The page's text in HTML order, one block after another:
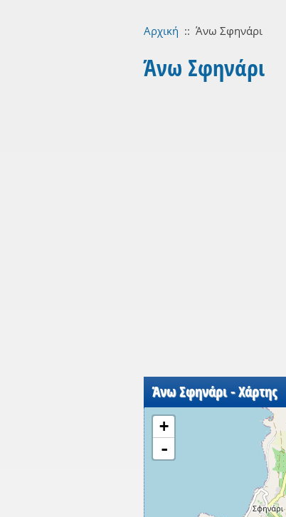
Αρχική :: Άνω Σφηνάρι
Άνω Σφηνάρι
Άνω Σφηνάρι - Χάρτης
+
-